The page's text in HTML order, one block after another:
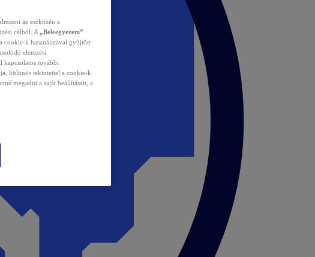
az eszközén a
célból. A „Beleegyezem”
cookie-k használatával gyűjtött
elemzési
kapcsolatos további
különös tekintettel a cookie-k
megadni a saját beállításait, a